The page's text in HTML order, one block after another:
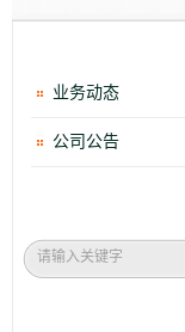
业务动态
公司公告